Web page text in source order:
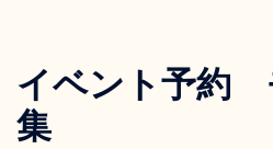
イベント予約
集